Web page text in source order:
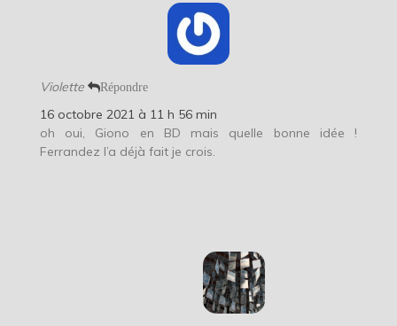
Violette Répondre
16 octobre 2021 à 11 h 56 min
oh oui, Giono en BD mais quelle bonne idée !
Ferrandez l’a déjà fait je crois.